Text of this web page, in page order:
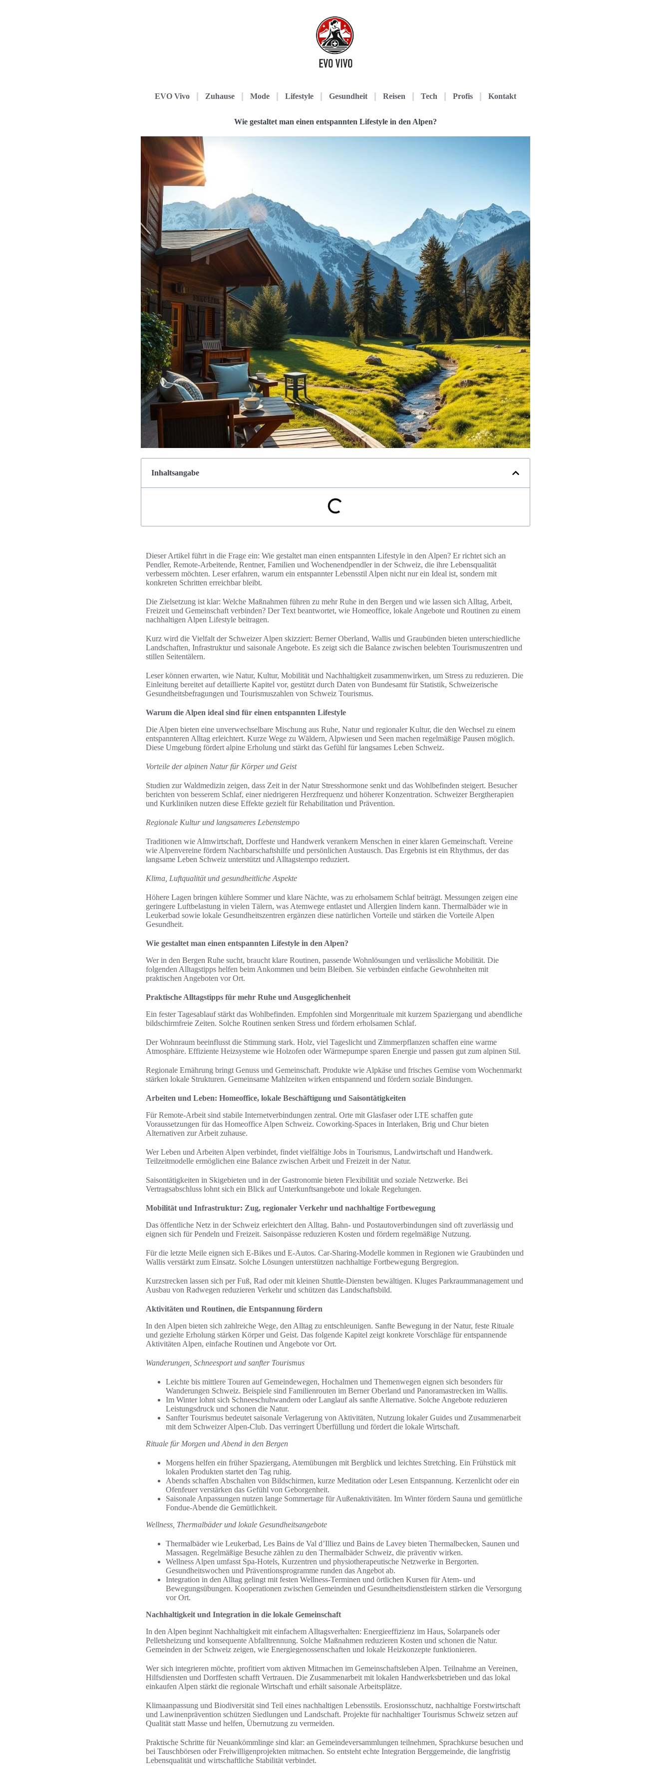
EVO Vivo Zuhause Mode Lifestyle Gesundheit Reisen Tech Profis Kontakt
Wie gestaltet man einen entspannten Lifestyle in den Alpen?
Inhaltsangabe
Dieser Artikel führt in die Frage ein: Wie gestaltet man einen entspannten Lifestyle in den Alpen? Er richtet sich an
Pendler, Remote-Arbeitende, Rentner, Familien und Wochenendpendler in der Schweiz, die ihre Lebensqualität
verbessern möchten. Leser erfahren, warum ein entspannter Lebensstil Alpen nicht nur ein Ideal ist, sondern mit
konkreten Schritten erreichbar bleibt.
Die Zielsetzung ist klar: Welche Maßnahmen führen zu mehr Ruhe in den Bergen und wie lassen sich Alltag, Arbeit,
Freizeit und Gemeinschaft verbinden? Der Text beantwortet, wie Homeoffice, lokale Angebote und Routinen zu einem
nachhaltigen Alpen Lifestyle beitragen.
Kurz wird die Vielfalt der Schweizer Alpen skizziert: Berner Oberland, Wallis und Graubünden bieten unterschiedliche
Landschaften, Infrastruktur und saisonale Angebote. Es zeigt sich die Balance zwischen belebten Tourismuszentren und
stillen Seitentälern.
Leser können erwarten, wie Natur, Kultur, Mobilität und Nachhaltigkeit zusammenwirken, um Stress zu reduzieren. Die
Einleitung bereitet auf detaillierte Kapitel vor, gestützt durch Daten von Bundesamt für Statistik, Schweizerische
Gesundheitsbefragungen und Tourismuszahlen von Schweiz Tourismus.
Warum die Alpen ideal sind für einen entspannten Lifestyle
Die Alpen bieten eine unverwechselbare Mischung aus Ruhe, Natur und regionaler Kultur, die den Wechsel zu einem
entspannteren Alltag erleichtert. Kurze Wege zu Wäldern, Alpwiesen und Seen machen regelmäßige Pausen möglich.
Diese Umgebung fördert alpine Erholung und stärkt das Gefühl für langsames Leben Schweiz.
Vorteile der alpinen Natur für Körper und Geist
Studien zur Waldmedizin zeigen, dass Zeit in der Natur Stresshormone senkt und das Wohlbefinden steigert. Besucher
berichten von besserem Schlaf, einer niedrigeren Herzfrequenz und höherer Konzentration. Schweizer Bergtherapien
und Kurkliniken nutzen diese Effekte gezielt für Rehabilitation und Prävention.
Regionale Kultur und langsameres Lebenstempo
Traditionen wie Almwirtschaft, Dorffeste und Handwerk verankern Menschen in einer klaren Gemeinschaft. Vereine
wie Alpenvereine fördern Nachbarschaftshilfe und persönlichen Austausch. Das Ergebnis ist ein Rhythmus, der das
langsame Leben Schweiz unterstützt und Alltagstempo reduziert.
Klima, Luftqualität und gesundheitliche Aspekte
Höhere Lagen bringen kühlere Sommer und klare Nächte, was zu erholsamem Schlaf beiträgt. Messungen zeigen eine
geringere Luftbelastung in vielen Tälern, was Atemwege entlastet und Allergien lindern kann. Thermalbäder wie in
Leukerbad sowie lokale Gesundheitszentren ergänzen diese natürlichen Vorteile und stärken die Vorteile Alpen
Gesundheit.
Wie gestaltet man einen entspannten Lifestyle in den Alpen?
Wer in den Bergen Ruhe sucht, braucht klare Routinen, passende Wohnlösungen und verlässliche Mobilität. Die
folgenden Alltagstipps helfen beim Ankommen und beim Bleiben. Sie verbinden einfache Gewohnheiten mit
praktischen Angeboten vor Ort.
Praktische Alltagstipps für mehr Ruhe und Ausgeglichenheit
Ein fester Tagesablauf stärkt das Wohlbefinden. Empfohlen sind Morgenrituale mit kurzem Spaziergang und abendliche
bildschirmfreie Zeiten. Solche Routinen senken Stress und fördern erholsamen Schlaf.
Der Wohnraum beeinflusst die Stimmung stark. Holz, viel Tageslicht und Zimmerpflanzen schaffen eine warme
Atmosphäre. Effiziente Heizsysteme wie Holzofen oder Wärmepumpe sparen Energie und passen gut zum alpinen Stil.
Regionale Ernährung bringt Genuss und Gemeinschaft. Produkte wie Alpkäse und frisches Gemüse vom Wochenmarkt
stärken lokale Strukturen. Gemeinsame Mahlzeiten wirken entspannend und fördern soziale Bindungen.
Arbeiten und Leben: Homeoffice, lokale Beschäftigung und Saisontätigkeiten
Für Remote-Arbeit sind stabile Internetverbindungen zentral. Orte mit Glasfaser oder LTE schaffen gute
Voraussetzungen für das Homeoffice Alpen Schweiz. Coworking-Spaces in Interlaken, Brig und Chur bieten
Alternativen zur Arbeit zuhause.
Wer Leben und Arbeiten Alpen verbindet, findet vielfältige Jobs in Tourismus, Landwirtschaft und Handwerk.
Teilzeitmodelle ermöglichen eine Balance zwischen Arbeit und Freizeit in der Natur.
Saisontätigkeiten in Skigebieten und in der Gastronomie bieten Flexibilität und soziale Netzwerke. Bei
Vertragsabschluss lohnt sich ein Blick auf Unterkunftsangebote und lokale Regelungen.
Mobilität und Infrastruktur: Zug, regionaler Verkehr und nachhaltige Fortbewegung
Das öffentliche Netz in der Schweiz erleichtert den Alltag. Bahn- und Postautoverbindungen sind oft zuverlässig und
eignen sich für Pendeln und Freizeit. Saisonpässe reduzieren Kosten und fördern regelmäßige Nutzung.
Für die letzte Meile eignen sich E-Bikes und E-Autos. Car-Sharing-Modelle kommen in Regionen wie Graubünden und
Wallis verstärkt zum Einsatz. Solche Lösungen unterstützen nachhaltige Fortbewegung Bergregion.
Kurzstrecken lassen sich per Fuß, Rad oder mit kleinen Shuttle-Diensten bewältigen. Kluges Parkraummanagement und
Ausbau von Radwegen reduzieren Verkehr und schützen das Landschaftsbild.
Aktivitäten und Routinen, die Entspannung fördern
In den Alpen bieten sich zahlreiche Wege, den Alltag zu entschleunigen. Sanfte Bewegung in der Natur, feste Rituale
und gezielte Erholung stärken Körper und Geist. Das folgende Kapitel zeigt konkrete Vorschläge für entspannende
Aktivitäten Alpen, einfache Routinen und Angebote vor Ort.
Wanderungen, Schneesport und sanfter Tourismus
Leichte bis mittlere Touren auf Gemeindewegen, Hochalmen und Themenwegen eignen sich besonders für
Wanderungen Schweiz. Beispiele sind Familienrouten im Berner Oberland und Panoramastrecken im Wallis.
Im Winter lohnt sich Schneeschuhwandern oder Langlauf als sanfte Alternative. Solche Angebote reduzieren
Leistungsdruck und schonen die Natur.
Sanfter Tourismus bedeutet saisonale Verlagerung von Aktivitäten, Nutzung lokaler Guides und Zusammenarbeit
mit dem Schweizer Alpen-Club. Das verringert Überfüllung und fördert die lokale Wirtschaft.
Rituale für Morgen und Abend in den Bergen
Morgens helfen ein früher Spaziergang, Atemübungen mit Bergblick und leichtes Stretching. Ein Frühstück mit
lokalen Produkten startet den Tag ruhig.
Abends schaffen Abschalten von Bildschirmen, kurze Meditation oder Lesen Entspannung. Kerzenlicht oder ein
Ofenfeuer verstärken das Gefühl von Geborgenheit.
Saisonale Anpassungen nutzen lange Sommertage für Außenaktivitäten. Im Winter fördern Sauna und gemütliche
Fondue-Abende die Gemütlichkeit.
Wellness, Thermalbäder und lokale Gesundheitsangebote
Thermalbäder wie Leukerbad, Les Bains de Val d’Illiez und Bains de Lavey bieten Thermalbecken, Saunen und
Massagen. Regelmäßige Besuche zählen zu den Thermalbäder Schweiz, die präventiv wirken.
Wellness Alpen umfasst Spa-Hotels, Kurzentren und physiotherapeutische Netzwerke in Bergorten.
Gesundheitswochen und Präventionsprogramme runden das Angebot ab.
Integration in den Alltag gelingt mit festen Wellness-Terminen und örtlichen Kursen für Atem- und
Bewegungsübungen. Kooperationen zwischen Gemeinden und Gesundheitsdienstleistern stärken die Versorgung
vor Ort.
Nachhaltigkeit und Integration in die lokale Gemeinschaft
In den Alpen beginnt Nachhaltigkeit mit einfachem Alltagsverhalten: Energieeffizienz im Haus, Solarpanels oder
Pelletsheizung und konsequente Abfalltrennung. Solche Maßnahmen reduzieren Kosten und schonen die Natur.
Gemeinden in der Schweiz zeigen, wie Energiegenossenschaften und lokale Heizkonzepte funktionieren.
Wer sich integrieren möchte, profitiert vom aktiven Mitmachen im Gemeinschaftsleben Alpen. Teilnahme an Vereinen,
Hilfsdiensten und Dorffesten schafft Vertrauen. Die Zusammenarbeit mit lokalen Handwerksbetrieben und das lokal
einkaufen Alpen stärkt die regionale Wirtschaft und erhält saisonale Arbeitsplätze.
Klimaanpassung und Biodiversität sind Teil eines nachhaltigen Lebensstils. Erosionsschutz, nachhaltige Forstwirtschaft
und Lawinenprävention schützen Siedlungen und Landschaft. Projekte für nachhaltiger Tourismus Schweiz setzen auf
Qualität statt Masse und helfen, Übernutzung zu vermeiden.
Praktische Schritte für Neuankömmlinge sind klar: an Gemeindeversammlungen teilnehmen, Sprachkurse besuchen und
bei Tauschbörsen oder Freiwilligenprojekten mitmachen. So entsteht echte Integration Berggemeinde, die langfristig
Lebensqualität und wirtschaftliche Stabilität verbindet.